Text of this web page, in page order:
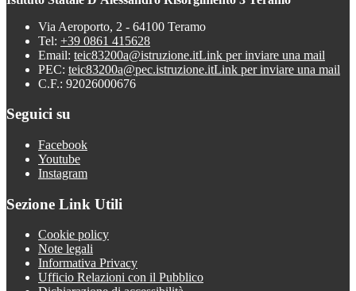
Via Aeroporto, 2 - 64100 Teramo
Tel: +39 0861 415628
Email: teic83200a@istruzione.itLink per inviare una mail
PEC: teic83200a@pec.istruzione.itLink per inviare una mail
C.F.: 92026000676
Seguici su
Facebook
Youtube
Instagram
Sezione Link Utili
Cookie policy
Note legali
Informativa Privacy
Ufficio Relazioni con il Pubblico